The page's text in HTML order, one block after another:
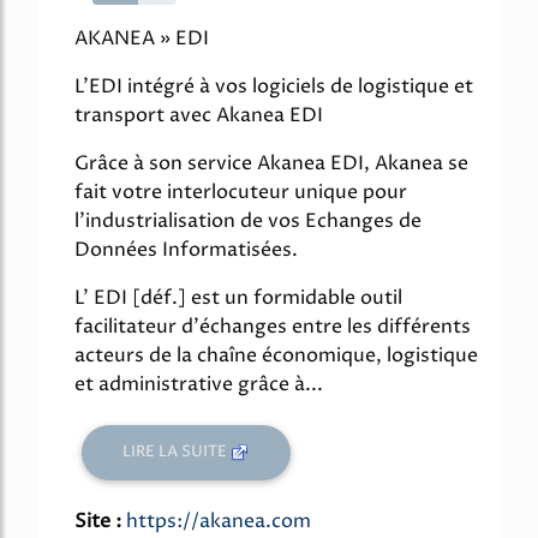
54%
AKANEA » EDI
L'EDI intégré à vos logiciels de logistique et
transport avec Akanea EDI
Grâce à son service Akanea EDI, Akanea se
fait votre interlocuteur unique pour
l'industrialisation de vos Echanges de
Données Informatisées.
L' EDI [déf.] est un formidable outil
facilitateur d'échanges entre les différents
acteurs de la chaîne économique, logistique
et administrative grâce à...
LIRE LA SUITE
Site : https://akanea.com